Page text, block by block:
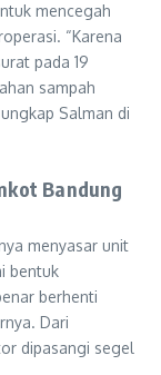
mencegah
“Karena
pada 19
sampah
Salman di
Bandung
menyasar unit
bentuk
berhenti
Dari
dipasangi segel